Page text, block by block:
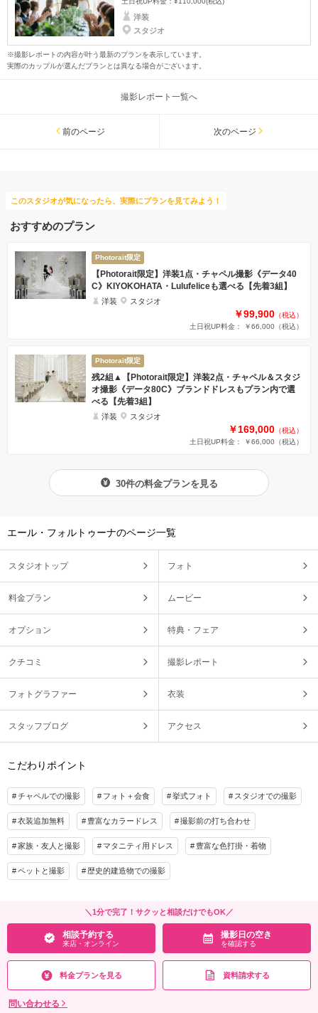
洋装
スタジオ
※撮影レポートの内容が叶う最新のプランを表示しています。
実際のカップルが選んだプランとは異なる場合がございます。
撮影レポート一覧へ
前のページ 次のページ
このスタジオが気になったら、実際にプランを見てみよう！
おすすめのプラン
Photorait限定
【Photorait限定】洋装1点・チャペル撮影《データ40
C》KIYOKOHATA・Lulufeliceも選べる【先着3組】
洋装 スタジオ
￥99,900 （税込）
土日祝UP料金： ￥66,000 （税込）
Photorait限定
残2組▲【Photorait限定】洋装2点・チャペル＆スタジ
オ撮影《データ80C》ブランドドレスもプラン内で選
べる【先着3組】
洋装 スタジオ
￥169,000 （税込）
土日祝UP料金： ￥66,000 （税込）
30件の料金プランを見る
エール・フォルトゥーナのページ一覧
スタジオトップ フォト
料金プラン ムービー
オプション 特典・フェア
クチコミ 撮影レポート
フォトグラファー 衣装
スタッフブログ アクセス
こだわりポイント
チャペルでの撮影 フォト＋会食 挙式フォト スタジオでの撮影
衣装追加無料 豊富なカラードレス 撮影前の打ち合わせ
家族・友人と撮影 マタニティ用ドレス 豊富な色打掛・着物
ペットと撮影 歴史的建造物での撮影
＼1分で完了！サクッと相談だけでもOK／
相談予約する
来店・オンライン
撮影日の空き
を確認する
料金プランを見る 資料請求する
問い合わせる